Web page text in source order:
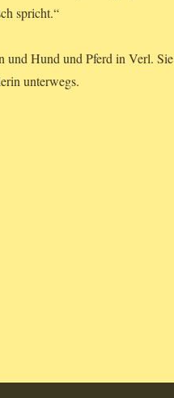
spricht.“
Hund und Pferd in Verl.
unterwegs.